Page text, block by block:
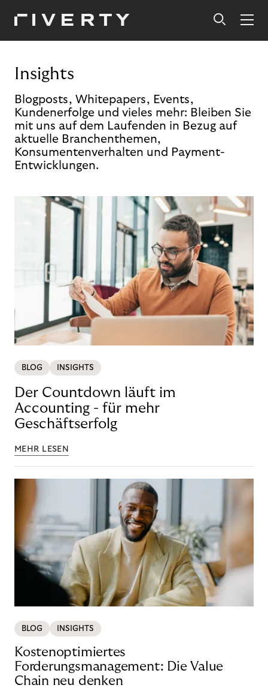
Insights
Blogposts, Whitepapers, Events,
Kundenerfolge und vieles mehr: Bleiben Sie
mit uns auf dem Laufenden in Bezug auf
aktuelle Branchenthemen,
Konsumentenverhalten und Payment-
Entwicklungen.
BLOG INSIGHTS
Der Countdown läuft im
Accounting - für mehr
Geschäftserfolg
MEHR LESEN
BLOG INSIGHTS
Kostenoptimiertes
Forderungsmanagement: Die Value
Chain neu denken